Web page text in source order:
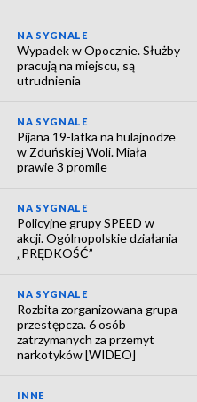
NA SYGNALE
Wypadek w Opocznie. Służby
pracują na miejscu, są
utrudnienia
NA SYGNALE
Pijana 19-latka na hulajnodze
w Zduńskiej Woli. Miała
prawie 3 promile
NA SYGNALE
Policyjne grupy SPEED w
akcji. Ogólnopolskie działania
„PRĘDKOŚĆ”
NA SYGNALE
Rozbita zorganizowana grupa
przestępcza. 6 osób
zatrzymanych za przemyt
narkotyków [WIDEO]
INNE